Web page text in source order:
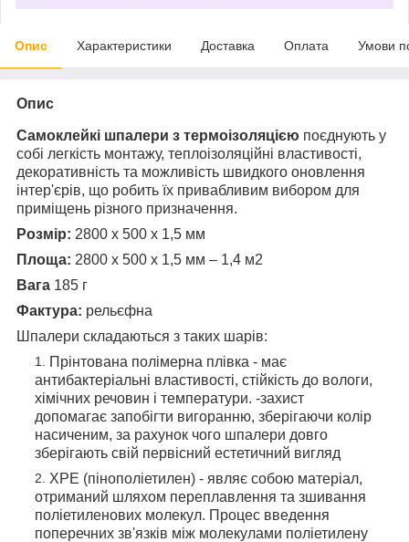
Опис Характеристики Доставка Оплата Умови
Опис
Самоклейкі шпалери з термоізоляцією поєднують у
собі легкість монтажу, теплоізоляційні властивості,
декоративність та можливість швидкого оновлення
інтер'єрів, що робить їх привабливим вибором для
приміщень різного призначення.
Розмір: 2800 х 500 х 1,5 мм
Площа: 2800 х 500 х 1,5 мм – 1,4 м2
Вага 185 г
Фактура: рельєфна
Шпалери складаються з таких шарів:
Прінтована полімерна плівка - має
антибактеріальні властивості, стійкість до вологи,
хімічних речовин і температури. -захист
допомагає запобігти вигоранню, зберігаючи колір
насиченим, за рахунок чого шпалери довго
зберігають свій первісний естетичний вигляд
XPE (пінополіетилен) - являє собою матеріал,
отриманий шляхом переплавлення та зшивання
поліетиленових молекул. Процес введення
поперечних зв'язків між молекулами поліетилену